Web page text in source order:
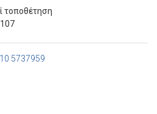
τοποθέτηση
5737959